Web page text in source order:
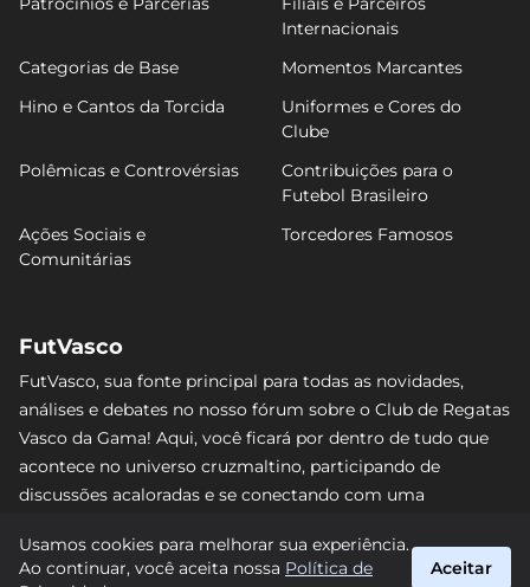
Internacionais
Categorias de Base
Momentos Marcantes
Hino e Cantos da Torcida
Uniformes e Cores do
Clube
Polêmicas e Controvérsias
Contribuições para o
Futebol Brasileiro
Ações Sociais e
Comunitárias
Torcedores Famosos
FutVasco
FutVasco, sua fonte principal para todas as novidades,
análises e debates no nosso fórum sobre o Club de Regatas
Vasco da Gama! Aqui, você ficará por dentro de tudo que
acontece no universo cruzmaltino, participando de
discussões acaloradas e se conectando com uma
nenhum lance e acompanhe de perto o caminho do Vasco
rumo às vitórias! #Vasco #FutVasco
Usamos cookies para melhorar sua experiência.
Ao continuar, você aceita nossa Política de
Aceitar